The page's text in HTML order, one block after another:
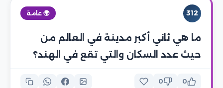
312 🌍 عامة
ما هي ثاني أكبر مدينة في العالم من
حيث عدد السكان والتي تقع في الهند؟
0
0